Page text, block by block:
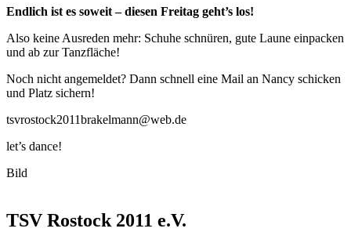
Endlich ist es soweit – diesen Freitag geht’s los!
Also keine Ausreden mehr: Schuhe schnüren, gute Laune einpacken
und ab zur Tanzfläche!
Noch nicht angemeldet? Dann schnell eine Mail an Nancy schicken
und Platz sichern!
tsvrostock2011brakelmann@web.de
let’s dance!
Bild
TSV Rostock 2011 e.V.